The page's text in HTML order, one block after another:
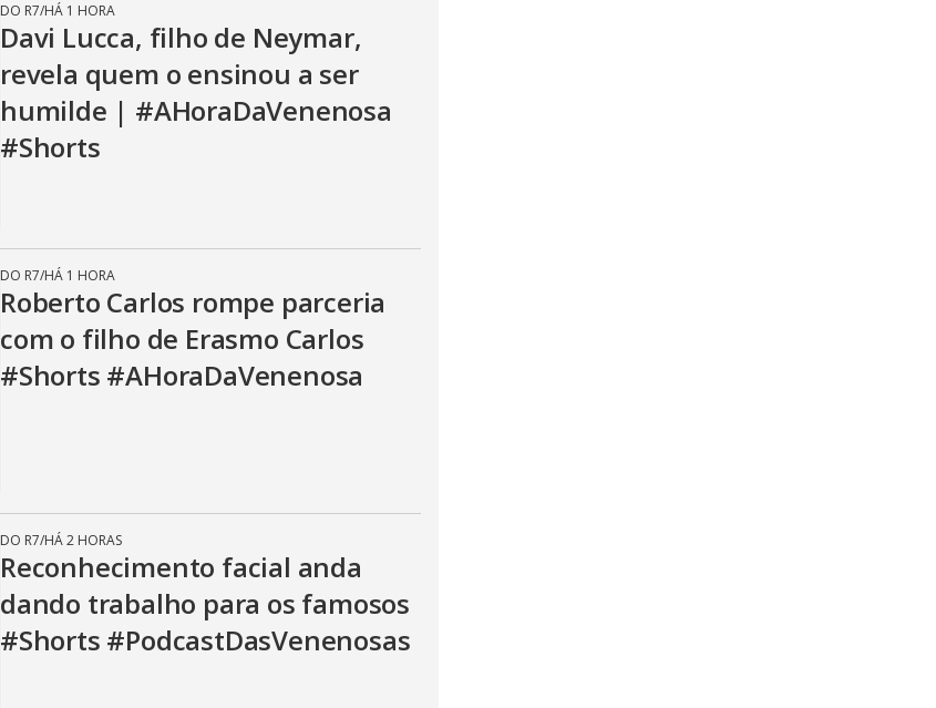
DO R7/HÁ 1 HORA
Davi Lucca, filho de Neymar,
revela quem o ensinou a ser
humilde | #AHoraDaVenenosa
#Shorts
DO R7/HÁ 1 HORA
Roberto Carlos rompe parceria
com o filho de Erasmo Carlos
#Shorts #AHoraDaVenenosa
DO R7/HÁ 2 HORAS
Reconhecimento facial anda
dando trabalho para os famosos
#Shorts #PodcastDasVenenosas